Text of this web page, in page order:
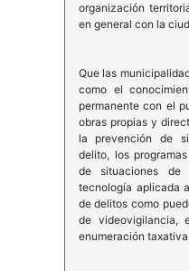
organización
en general con la
Que las
como el
permanente con el
obras propias y
la prevención de
delito, los
de situaciones de
tecnología aplicada
de delitos como
de videovigilancia,
enumeración